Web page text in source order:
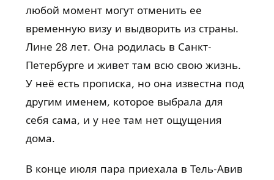
любой момент могут отменить ее
временную визу и выдворить из страны.
Лине 28 лет. Она родилась в Санкт-
Петербурге и живет там всю свою жизнь.
У неё есть прописка, но она известна под
другим именем, которое выбрала для
себя сама, и у нее там нет ощущения
дома.
В конце июля пара приехала в Тель-Авив